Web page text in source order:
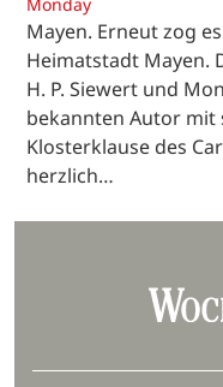
Monday
Mayen. Erneut zog
Heimatstadt Mayen.
H. P. Siewert und
bekannten Autor mit
Klosterklause des
herzlich…